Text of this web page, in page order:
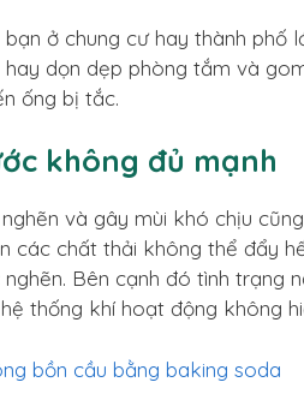
ở chung cư hay thành phố
hay dọn dẹp phòng tắm và
ống bị tắc.
không đủ mạnh
và gây mùi khó chịu
các chất thải không thể đẩy
Bên cạnh đó tình trạng
thống khí hoạt động không
bồn cầu bằng baking soda